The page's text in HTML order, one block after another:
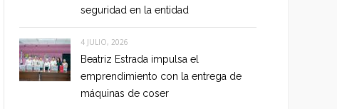
seguridad en la entidad
4 JULIO, 2026
Beatriz Estrada impulsa el
emprendimiento con la entrega de
máquinas de coser